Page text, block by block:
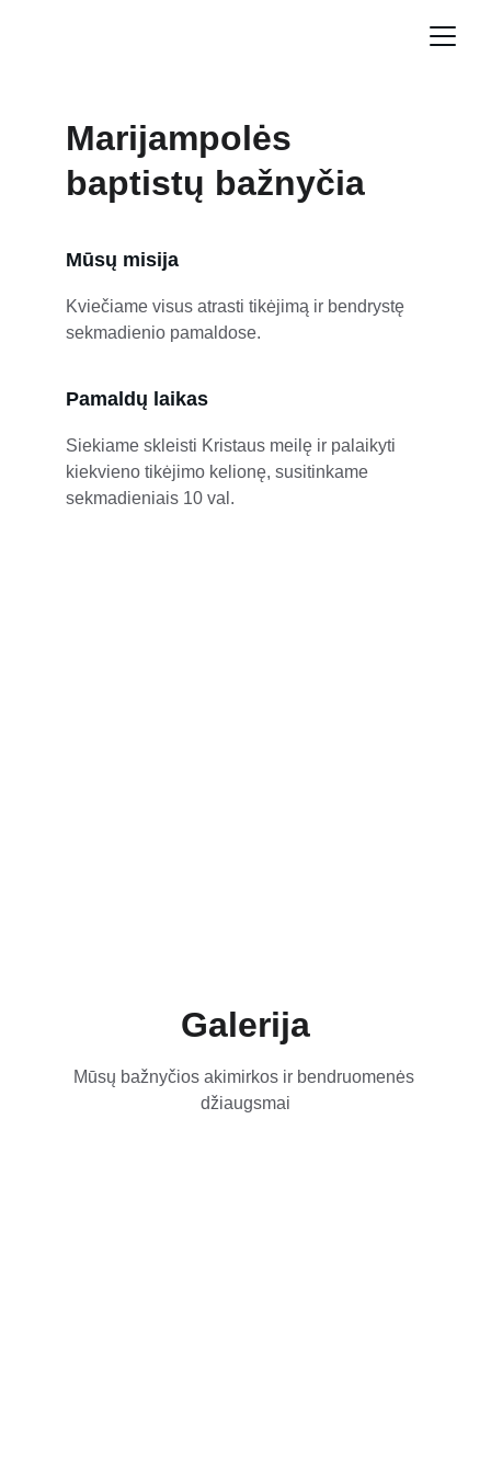
Marijampolės
baptistų bažnyčia
Kviečiame visus atrasti tikėjimą ir bendrystę
sekmadienio pamaldose.
Mūsų misija
Pamaldų laikas
Siekiame skleisti Kristaus meilę ir palaikyti
kiekvieno tikėjimo kelionę, susitinkame
sekmadieniais 10 val.
Galerija
Mūsų bažnyčios akimirkos ir bendruomenės
džiaugsmai